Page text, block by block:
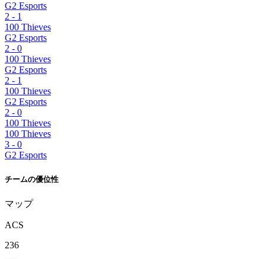
G2 Esports
2 - 1
100 Thieves
G2 Esports
2 - 0
100 Thieves
G2 Esports
2 - 1
100 Thieves
G2 Esports
2 - 0
100 Thieves
100 Thieves
3 - 0
G2 Esports
チームの優位性
マップ
ACS
236